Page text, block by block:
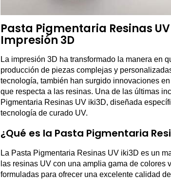
Pasta Pigmentaria Resinas
Impresión 3D
La impresión 3D ha transformado la manera en
producción de piezas complejas y
tecnología, también han surgido innovaciones
que respecta a las resinas. Una de las últimas
Pigmentaria Resinas UV iki3D, diseñada
tecnología de curado UV.
¿Qué es la Pasta Pigmentaria
La Pasta Pigmentaria Resinas UV iki3D es un
las resinas UV con una amplia gama de colores
formuladas para ofrecer una excelente calidad